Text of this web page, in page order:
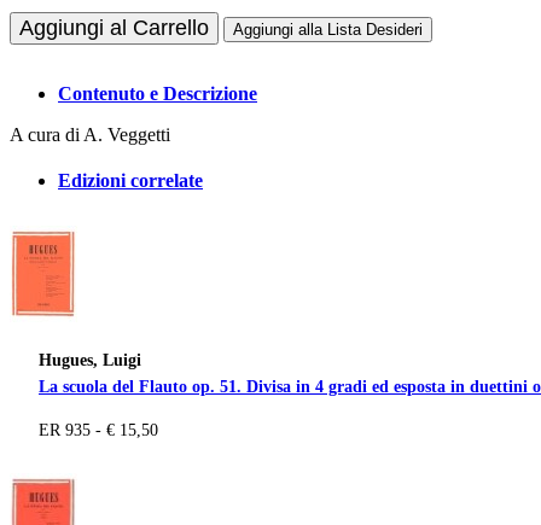
Aggiungi al Carrello Aggiungi alla Lista Desideri
Contenuto e Descrizione
A cura di A. Veggetti
Edizioni correlate
Hugues, Luigi
La scuola del Flauto op. 51. Divisa in 4 gradi ed esposta in duettini
ER 935 - € 15,50